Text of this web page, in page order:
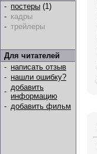
- постеры (1)
- кадры
- трейлеры
Для читателей
- написать отзыв
- нашли ошибку?
- добавить
информацию
- добавить фильм